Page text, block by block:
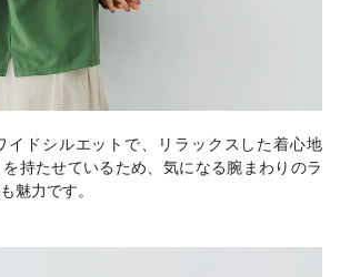
イドシルエットで、リラックスした着心地
持たせているため、気になる腕まわりのラ
魅力です。